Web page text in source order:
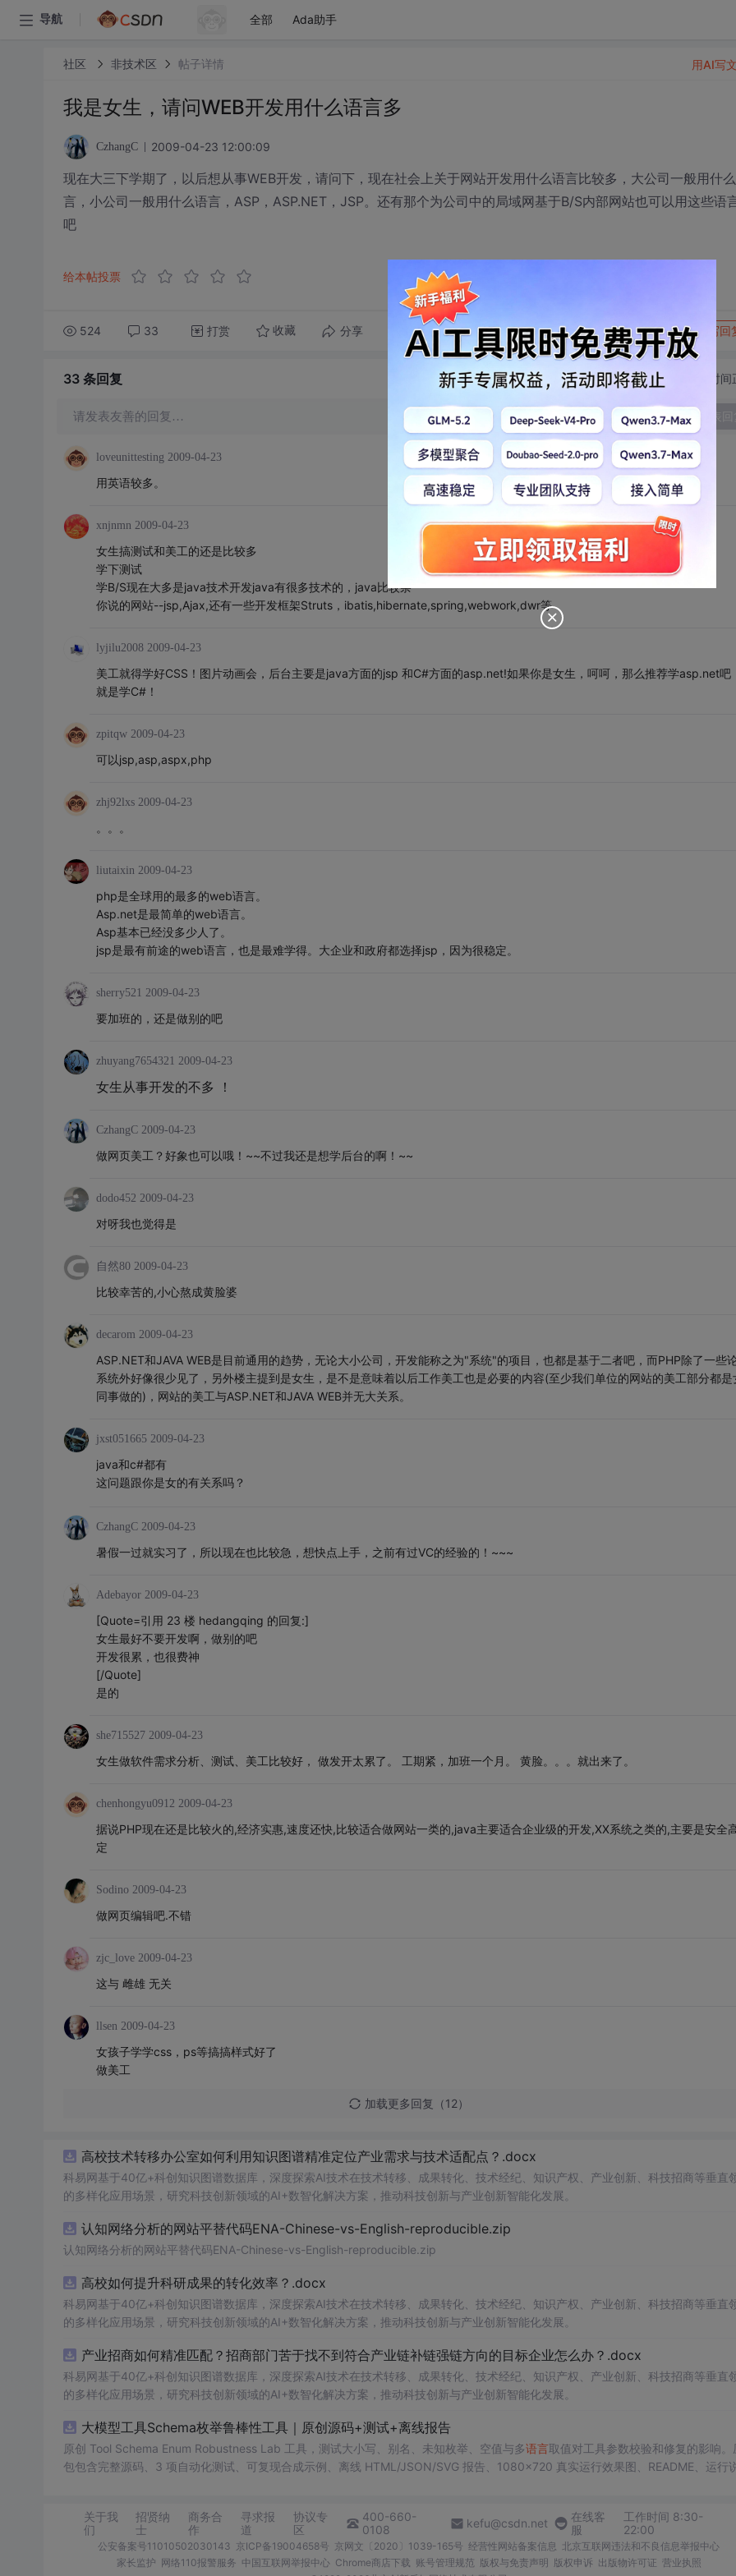
导航 全部 Ada助手
社区 非技术区 帖子详情
我是女生，请问WEB开发用什么语言多
CzhangC 2009-04-23 12:00:09
现在大三下学期了，以后想从事WEB开发，请问下，现在社会上关于网站开发用什么语言比较多，大公司一般用什
言，小公司一般用什么语言，ASP，ASP.NET，JSP。还有那个为公司中的局域网基于B/S内部网站也可以用这些语
吧
给本帖投票
524 33 打赏 收藏 分享 转发到动态 举报 写回
用AI写
33 条回复 切换为时间
请发表友善的回复…
loveunittesting 2009-04-23
用英语较多。
xnjnmn 2009-04-23
女生搞测试和美工的还是比较多
学下测试
学B/S现在大多是java技术开发java有很多技术的，java比较杂
你说的网站--jsp,Ajax,还有一些开发框架Struts，ibatis,hibernate,spring,webwork,dwr等
lyjilu2008 2009-04-23
美工就得学好CSS！图片动画会，后台主要是java方面的jsp 和C#方面的asp.net!如果你是女生，呵呵，那么推荐学asp.net吧
就是学C#！
zpitqw 2009-04-23
可以jsp,asp,aspx,php
zhj92lxs 2009-04-23
。。。
liutaixin 2009-04-23
php是全球用的最多的web语言。
Asp.net是最简单的web语言。
Asp基本已经没多少人了。
jsp是最有前途的web语言，也是最难学得。大企业和政府都选择jsp，因为很稳定。
sherry521 2009-04-23
要加班的，还是做别的吧
zhuyang7654321 2009-04-23
女生从事开发的不多 ！
CzhangC 2009-04-23
做网页美工？好象也可以哦！~~不过我还是想学后台的啊！~~
dodo452 2009-04-23
对呀我也觉得是
自然80 2009-04-23
比较幸苦的,小心熬成黄脸婆
decarom 2009-04-23
ASP.NET和JAVA WEB是目前通用的趋势，无论大小公司，开发能称之为"系统"的项目，也都是基于二者吧，而PHP除了一些
系统外好像很少见了，另外楼主提到是女生，是不是意味着以后工作美工也是必要的内容(至少我们单位的网站的美工部分都是
同事做的)，网站的美工与ASP.NET和JAVA WEB并无大关系。
jxst051665 2009-04-23
java和c#都有
这问题跟你是女的有关系吗？
CzhangC 2009-04-23
暑假一过就实习了，所以现在也比较急，想快点上手，之前有过VC的经验的！~~~
Adebayor 2009-04-23
[Quote=引用 23 楼 hedangqing 的回复:]
女生最好不要开发啊，做别的吧
开发很累，也很费神
[/Quote]
是的
she715527 2009-04-23
女生做软件需求分析、测试、美工比较好， 做发开太累了。 工期紧，加班一个月。 黄脸。。。就出来了。
chenhongyu0912 2009-04-23
据说PHP现在还是比较火的,经济实惠,速度还快,比较适合做网站一类的,java主要适合企业级的开发,XX系统之类的,主要是安全
定
Sodino 2009-04-23
做网页编辑吧.不错
zjc_love 2009-04-23
这与 雌雄 无关
llsen 2009-04-23
女孩子学学css，ps等搞搞样式好了
做美工
加载更多回复（12）
高校技术转移办公室如何利用知识图谱精准定位产业需求与技术适配点？.docx
科易网基于40亿+科创知识图谱数据库，深度探索AI技术在技术转移、成果转化、技术经纪、知识产权、产业创新、科技招商等垂直
的多样化应用场景，研究科技创新领域的AI+数智化解决方案，推动科技创新与产业创新智能化发展。
认知网络分析的网站平替代码ENA-Chinese-vs-English-reproducible.zip
认知网络分析的网站平替代码ENA-Chinese-vs-English-reproducible.zip
高校如何提升科研成果的转化效率？.docx
科易网基于40亿+科创知识图谱数据库，深度探索AI技术在技术转移、成果转化、技术经纪、知识产权、产业创新、科技招商等垂直
的多样化应用场景，研究科技创新领域的AI+数智化解决方案，推动科技创新与产业创新智能化发展。
产业招商如何精准匹配？招商部门苦于找不到符合产业链补链强链方向的目标企业怎么办？.docx
科易网基于40亿+科创知识图谱数据库，深度探索AI技术在技术转移、成果转化、技术经纪、知识产权、产业创新、科技招商等垂直
的多样化应用场景，研究科技创新领域的AI+数智化解决方案，推动科技创新与产业创新智能化发展。
大模型工具Schema枚举鲁棒性工具｜原创源码+测试+离线报告
原创 Tool Schema Enum Robustness Lab 工具，测试大小写、别名、未知枚举、空值与多语言取值对工具参数校验和修复的影响。
包包含完整源码、3 项自动化测试、可复现合成示例、离线 HTML/JSON/SVG 报告、1080×720 真实运行效果图、README、运行
关于我
们
招贤纳
士
商务合
作
寻求报
道
协议专
区
400-660-
0108
kefu@csdn.net
在线客
服
工作时间 8:30-
22:00
公安备案号11010502030143 京ICP备19004658号 京网文〔2020〕1039-165号 经营性网站备案信息 北京互联网违法和不良信息举报中心
家长监护 网络110报警服务 中国互联网举报中心 Chrome商店下载 账号管理规范 版权与免责声明 版权申诉 出版物许可证 营业执照